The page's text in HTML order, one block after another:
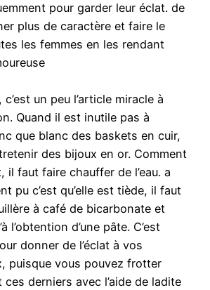
pour garder leur éclat. de
plus de caractère et faire le
les femmes en les rendant
un peu l’article miracle à
Quand il est inutile pas à
que blanc des baskets en cuir,
des bijoux en or. Comment
il faut faire chauffer de l’eau. a
pu c’est qu’elle est tiède, il faut
à café de bicarbonate et
l’obtention d’une pâte. C’est
donner de l’éclat à vos
puisque vous pouvez frotter
ces derniers avec l’aide de ladite